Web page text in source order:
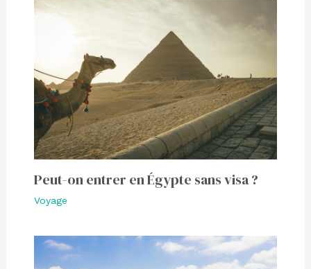
Peut-on entrer en Égypte sans visa ?
Voyage